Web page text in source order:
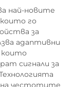
най-новите
го
за
адаптивни
които
сигнали за
на честотите